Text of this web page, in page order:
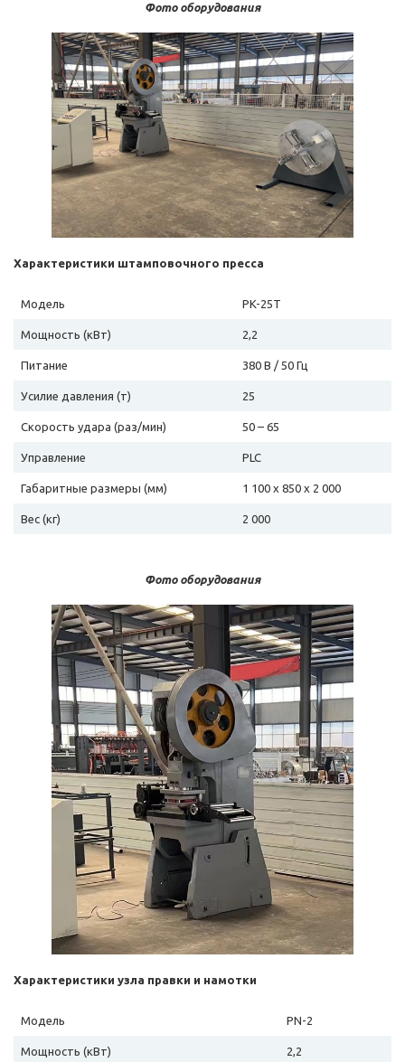
Фото оборудования
Характеристики штамповочного пресса
Модель PK-25T
Мощность (кВт) 2,2
Питание 380 В / 50 Гц
Усилие давления (т) 25
Скорость удара (раз/мин) 50 – 65
Управление PLC
Габаритные размеры (мм) 1 100 х 850 х 2 000
Вес (кг) 2 000
Фото оборудования
Характеристики узла правки и намотки
Модель PN-2
Мощность (кВт) 2,2